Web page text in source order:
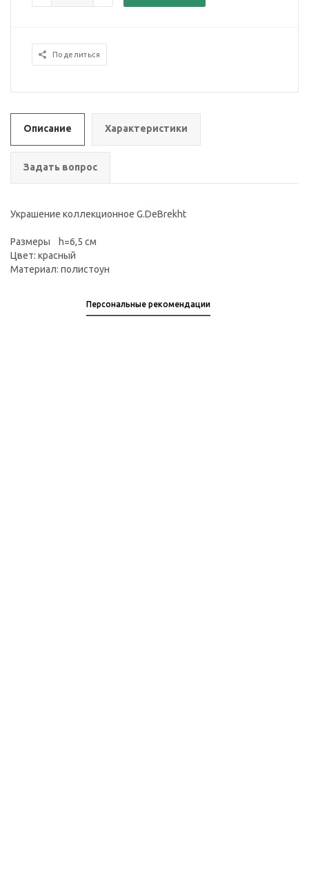
Поделиться
Описание Характеристики
Задать вопрос
Украшение коллекционное G.DeBrekht
Размеры h=6,5 см
Цвет: красный
Материал: полистоун
Персональные рекомендации